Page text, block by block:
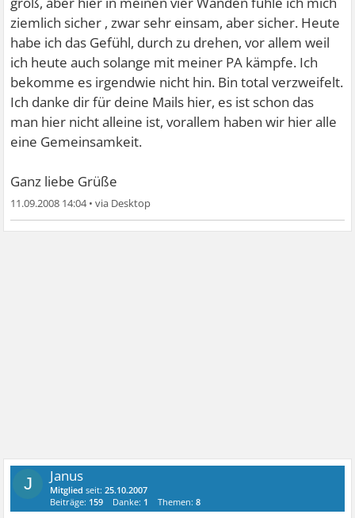
ziemlich sicher , zwar sehr einsam, aber sicher. Heute
habe ich das Gefühl, durch zu drehen, vor allem weil
ich heute auch solange mit meiner PA kämpfe. Ich
bekomme es irgendwie nicht hin. Bin total verzweifelt.
Ich danke dir für deine Mails hier, es ist schon das
man hier nicht alleine ist, vorallem haben wir hier alle
eine Gemeinsamkeit.
Ganz liebe Grüße
11.09.2008 14:04•
J Janus
Mitglied seit:25.10.2007
Beiträge: 159 Danke: 1 Themen:8